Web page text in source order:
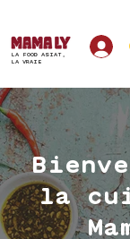
LA FOOD ASIAT,
LA VRAIE
la